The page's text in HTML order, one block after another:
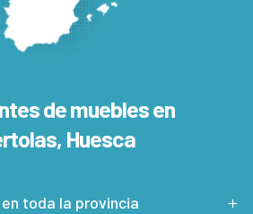
de muebles en
Huesca
toda la provincia